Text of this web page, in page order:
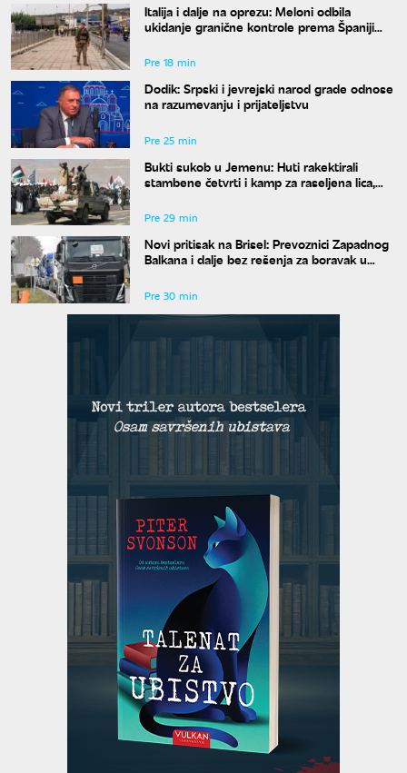
Italija i dalje na oprezu: Meloni odbila
ukidanje granične kontrole prema Španiji
Pre 18 min
Dodik: Srpski i jevrejski narod grade odnose
na razumevanju i prijateljstvu
Pre 25 min
Bukti sukob u Jemenu: Huti rakektirali
stambene četvrti i kamp za raseljena lica,
Pre 29 min
Novi pritisak na Brisel: Prevoznici Zapadnog
Balkana i dalje bez rešenja za boravak u
Pre 30 min